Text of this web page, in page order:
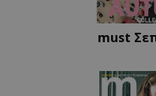
must